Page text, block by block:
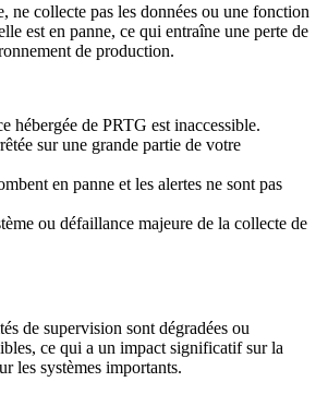
ne collecte pas les données ou une fonction
est en panne, ce qui entraîne une perte de
de production.
hébergée de PRTG est inaccessible.
sur une grande partie de votre
en panne et les alertes ne sont pas
ou défaillance majeure de la collecte de
de supervision sont dégradées ou
ce qui a un impact significatif sur la
les systèmes importants.